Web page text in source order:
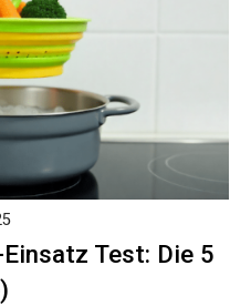
Test: Die 5